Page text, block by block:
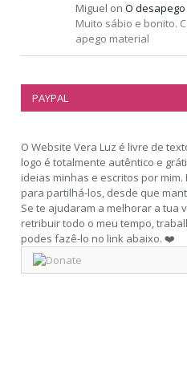
Miguel on O
Muito sábio e bonito.
apego material
PAYPAL
O Website Vera Luz é livre de
logo é totalmente autêntico e
ideias minhas e escritos por
para partilhá-los, desde que
Se te ajudaram a melhorar a tua
retribuir todo o meu tempo,
podes fazê-lo no link abaixo. ❤️